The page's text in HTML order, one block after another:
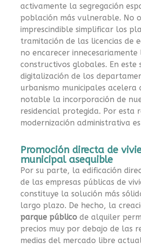
activamente la segregación
población más vulnerable. No
imprescindible simplificar los
tramitación de las licencias de
no encarecer innecesariamente
constructivos globales. En este
digitalización de los
urbanismo municipales acelera
notable la incorporación de
residencial protegida. Por esta
modernización administrativa
Promoción directa de
municipal asequible
Por su parte, la edificación
de las empresas públicas de
constituye la solución más
largo plazo. De hecho, la
parque público de alquiler
precios muy por debajo de las
medias del mercado libre